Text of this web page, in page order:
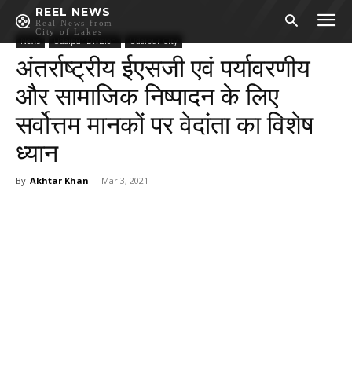
REEL NEWS
Real News from
City of Lakes
News Udaipur Division Udaipur City
अंतर्राष्ट्रीय ईएसजी एवं पर्यावरणीय
और सामाजिक निष्पादन के लिए
सर्वोत्तम मानकों पर वेदांता का विशेष
ध्यान
By Akhtar Khan - Mar 3, 2021